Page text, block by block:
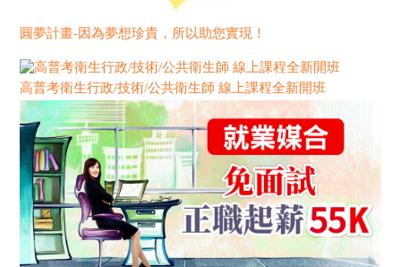
圓夢計畫-因為夢想珍貴，所以助您實現！
高普考衛生行政/技術/公共衛生師 線上課程全新開班